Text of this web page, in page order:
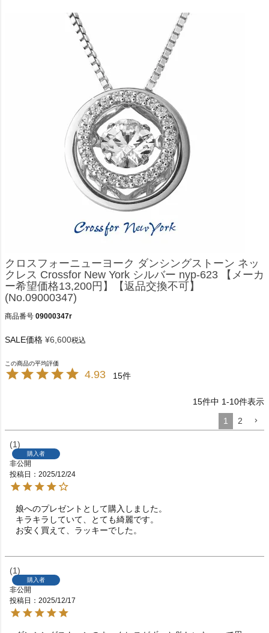
クロスフォーニューヨーク ダンシングストーン ネッ
クレス Crossfor New York シルバー nyp-623 【メーカ
ー希望価格13,200円】【返品交換不可】
(No.09000347)
商品番号 09000347r
SALE価格 ¥6,600税込
4.93 15
15件中 1-10件表示
1
2
1
購入者
非公開
投稿日
2025/12/24
娘へのプレゼントとして購入しました。
キラキラしていて、とても綺麗です。
お安く買えて、ラッキーでした。
1
購入者
非公開
投稿日
2025/12/17